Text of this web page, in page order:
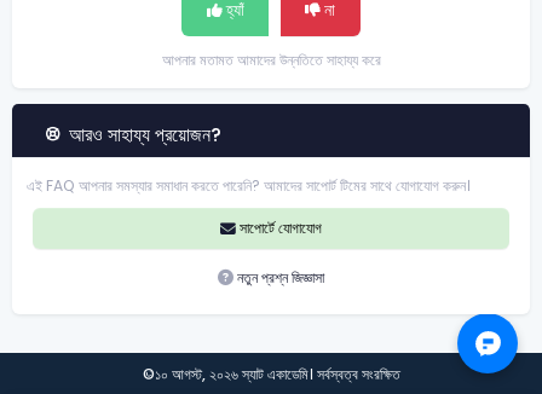
Settings
Hand Notes
হ্যাঁ না
আপনার মতামত আমাদের উন্নতিতে সাহায্য করে
আরও সাহায্য প্রয়োজন?
এই FAQ আপনার সমস্যার সমাধান করতে পারেনি? আমাদের সাপোর্ট টিমের সাথে যোগাযোগ করুন।
সাপোর্টে যোগাযোগ
নতুন প্রশ্ন জিজ্ঞাসা
©১০ আগস্ট, ২০২৬ স্যাট একাডেমি। সর্বস্বত্ব সংরক্ষিত